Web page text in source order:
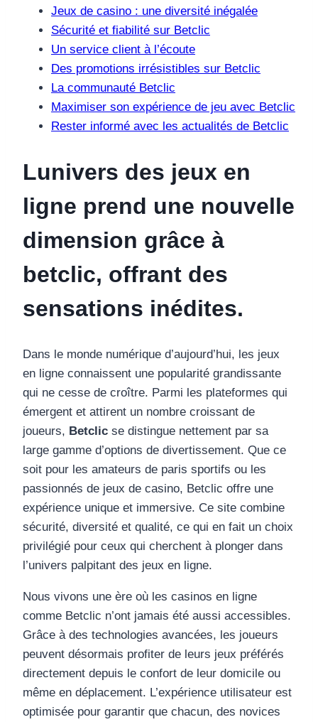
Jeux de casino : une diversité inégalée
Sécurité et fiabilité sur Betclic
Un service client à l’écoute
Des promotions irrésistibles sur Betclic
La communauté Betclic
Maximiser son expérience de jeu avec Betclic
Rester informé avec les actualités de Betclic
Lunivers des jeux en
ligne prend une nouvelle
dimension grâce à
betclic, offrant des
sensations inédites.
Dans le monde numérique d’aujourd’hui, les jeux
en ligne connaissent une popularité grandissante
qui ne cesse de croître. Parmi les plateformes qui
émergent et attirent un nombre croissant de
joueurs, Betclic se distingue nettement par sa
large gamme d’options de divertissement. Que ce
soit pour les amateurs de paris sportifs ou les
passionnés de jeux de casino, Betclic offre une
expérience unique et immersive. Ce site combine
sécurité, diversité et qualité, ce qui en fait un choix
privilégié pour ceux qui cherchent à plonger dans
l’univers palpitant des jeux en ligne.
Nous vivons une ère où les casinos en ligne
comme Betclic n’ont jamais été aussi accessibles.
Grâce à des technologies avancées, les joueurs
peuvent désormais profiter de leurs jeux préférés
directement depuis le confort de leur domicile ou
même en déplacement. L’expérience utilisateur est
optimisée pour garantir que chacun, des novices